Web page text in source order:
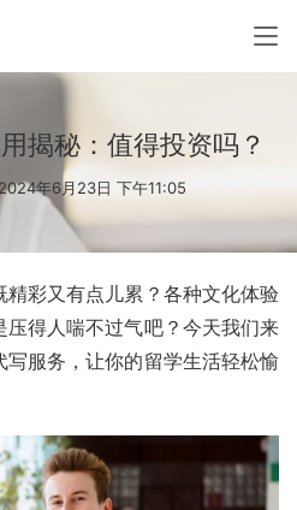
揭秘：值得投资吗？
年6月23日 下午11:05
彩又有点儿累？各种文化体验
得人喘不过气吧？今天我们来
服务，让你的留学生活轻松愉